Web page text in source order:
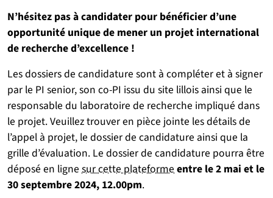
N’hésitez pas à candidater pour bénéficier d’une
opportunité unique de mener un projet international
de recherche d’excellence !
Les dossiers de candidature sont à compléter et à signer
par le PI senior, son co-PI issu du site lillois ainsi que le
responsable du laboratoire de recherche impliqué dans
le projet. Veuillez trouver en pièce jointe les détails de
l’appel à projet, le dossier de candidature ainsi que la
grille d’évaluation. Le dossier de candidature pourra être
déposé en ligne sur cette plateformeentre le 2 mai et le
30 septembre 2024, 12.00pm.